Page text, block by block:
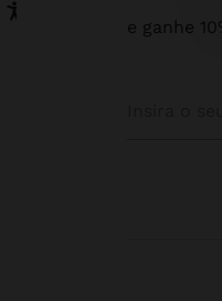
e ganhe